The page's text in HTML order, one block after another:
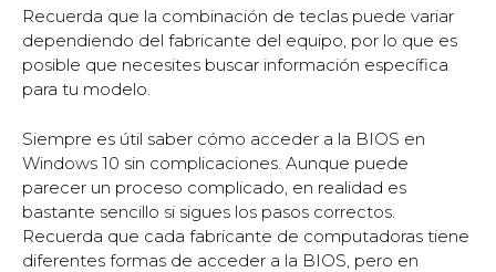
Recuerda que la combinación de teclas puede variar
dependiendo del fabricante del equipo, por lo que es
posible que necesites buscar información específica
para tu modelo.
Siempre es útil saber cómo acceder a la BIOS en
Windows 10 sin complicaciones. Aunque puede
parecer un proceso complicado, en realidad es
bastante sencillo si sigues los pasos correctos.
Recuerda que cada fabricante de computadoras tiene
diferentes formas de acceder a la BIOS, pero en